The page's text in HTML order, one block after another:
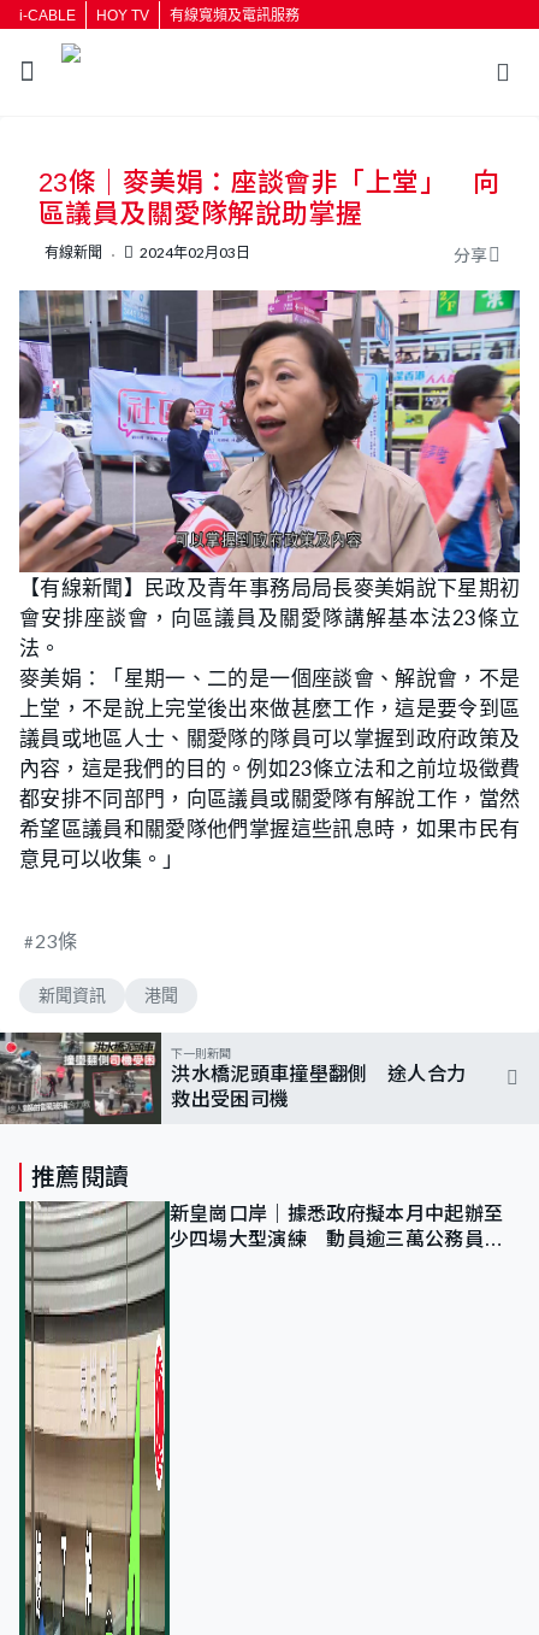
i-CABLE HOY TV 有線寬頻及電訊服務
23條｜麥美娟：座談會非「上堂」 向
區議員及關愛隊解說助掌握
有線新聞 2024年02月03日 分享
【有線新聞】民政及青年事務局局長麥美娟說下星期初
會安排座談會，向區議員及關愛隊講解基本法23條立
法。
麥美娟：「星期一、二的是一個座談會、解說會，不是
上堂，不是說上完堂後出來做甚麼工作，這是要令到區
議員或地區人士、關愛隊的隊員可以掌握到政府政策及
內容，這是我們的目的。例如23條立法和之前垃圾徵費
都安排不同部門，向區議員或關愛隊有解說工作，當然
希望區議員和關愛隊他們掌握這些訊息時，如果市民有
意見可以收集。」
23條
新聞資訊 港聞
下一則新聞
洪水橋泥頭車撞壆翻側 途人合力
救出受困司機
推薦閱讀
新皇崗口岸｜據悉政府擬本月中起辦至
少四場大型演練 動員逾三萬公務員人